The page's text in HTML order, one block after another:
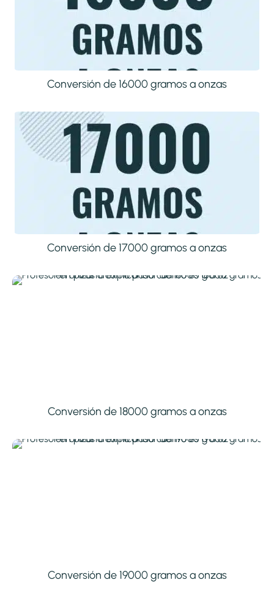
Conversión de 16000 gramos a onzas
Conversión de 17000 gramos a onzas
Conversión de 18000 gramos a onzas
Conversión de 19000 gramos a onzas